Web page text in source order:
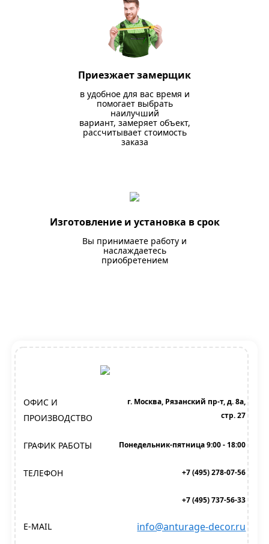
Приезжает замерщик
в удобное для вас время и
помогает выбрать
наилучший
вариант, замеряет объект,
рассчитывает стоимость
заказа
Изготовление и установка в срок
Вы принимаете работу и
наслаждаетесь
приобретением
ОФИС И
ПРОИЗВОДСТВО
г. Москва, Рязанский пр-т, д. 8а,
стр. 27
ГРАФИК РАБОТЫ Понедельник-пятница 9:00 - 18:00
ТЕЛЕФОН +7 (495) 278-07-56
+7 (495) 737-56-33
E-MAIL info@anturage-decor.ru